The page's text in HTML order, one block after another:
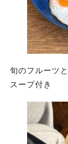
旬のフルーツ
スープ付き